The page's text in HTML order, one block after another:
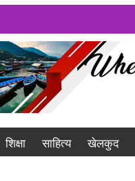
शिक्षा साहित्य खेलकुद